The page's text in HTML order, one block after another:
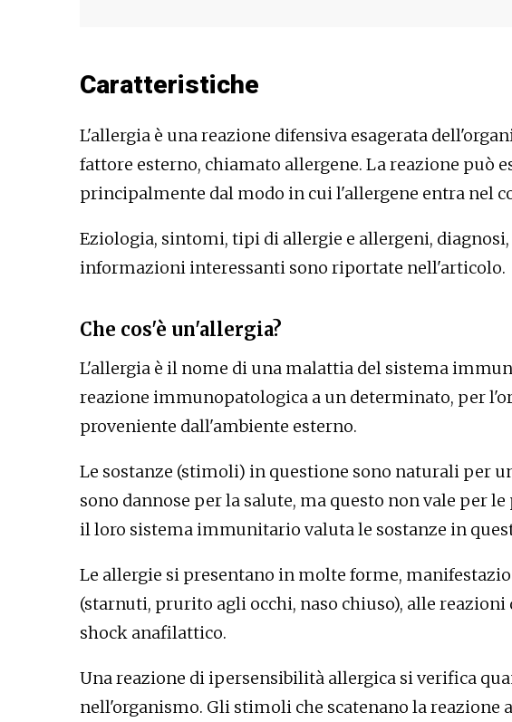
Prurito all'occhio
Arrossamento delle
Winterreise
Aumento della lacrimazione
Caratteristiche
L'allergia è una reazione difensiva esagerata
fattore esterno, chiamato allergene. La reazione può
principalmente dal modo in cui l'allergene entra nel
Eziologia, sintomi, tipi di allergie e allergeni,
informazioni interessanti sono riportate nell'articolo.
Che cos'è un'allergia?
L'allergia è il nome di una malattia del sistema
reazione immunopatologica a un determinato, per
proveniente dall'ambiente esterno.
Le sostanze (stimoli) in questione sono naturali per
sono dannose per la salute, ma questo non vale per
il loro sistema immunitario valuta le sostanze in
Le allergie si presentano in molte forme,
(starnuti, prurito agli occhi, naso chiuso), alle
shock anafilattico.
Una reazione di ipersensibilità allergica si verifica
nell'organismo. Gli stimoli che scatenano la reazione